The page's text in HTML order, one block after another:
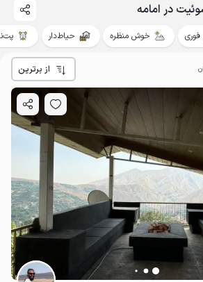
در امامه
فوری خوش منظره حیاط‌دار
از برترین